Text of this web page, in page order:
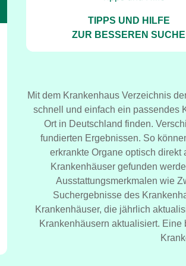
TIPPS UND HILFE
ZUR BESSEREN SUCHE
Mit dem Krankenhaus Verzeichnis
schnell und einfach ein passendes
Ort in Deutschland finden.
fundierten Ergebnissen. So
erkrankte Organe optisch
Krankenhäuser gefunden
Ausstattungsmerkmalen wie
Suchergebnisse des
Krankenhäuser, die jährlich
Krankenhäusern aktualisiert.